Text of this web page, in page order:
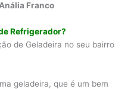
Franco
Refrigerador?
de Geladeira no seu bairro
geladeira, que é um bem